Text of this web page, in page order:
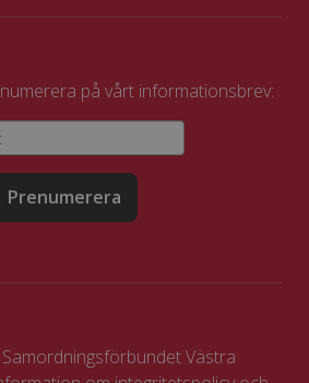
på vårt informationsbrev:
Prenumerera
Västra